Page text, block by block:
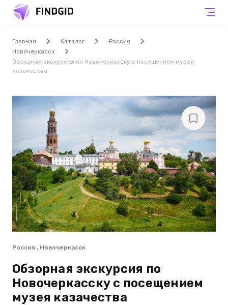
Главная Каталог
Россия
Новочеркасск
Обзорная экскурсия по Новочеркасску с посещением музея
казачества
Россия , Новочеркасск
Обзорная экскурсия по
Новочеркасску с посещением
музея казачества